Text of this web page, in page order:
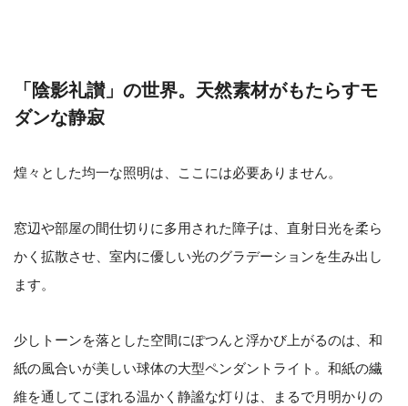
「陰影礼讃」の世界。天然素材がもたらすモ
ダンな静寂
煌々とした均一な照明は、ここには必要ありません。
窓辺や部屋の間仕切りに多用された障子は、直射日光を柔ら
かく拡散させ、室内に優しい光のグラデーションを生み出し
ます。
少しトーンを落とした空間にぽつんと浮かび上がるのは、和
紙の風合いが美しい球体の大型ペンダントライト。和紙の繊
維を通してこぼれる温かく静謐な灯りは、まるで月明かりの